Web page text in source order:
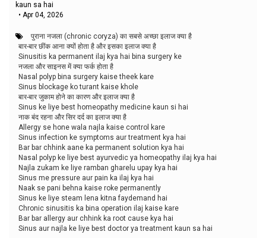
kaun sa hai
• Apr 04, 2026
पुराना नजला (chronic coryza) का सबसे अच्छा इलाज क्या है
बार-बार छींक आना क्यों होता है और इसका इलाज क्या है
Sinusitis ka permanent ilaj kya hai bina surgery ke
नजला और साइनस में क्या फर्क होता है
Nasal polyp bina surgery kaise theek kare
Sinus blockage ko turant kaise khole
बार-बार जुकाम होने का कारण और इलाज क्या है
Sinus ke liye best homeopathy medicine kaun si hai
नाक बंद रहना और सिर दर्द का इलाज क्या है
Allergy se hone wala najla kaise control kare
Sinus infection ke symptoms aur treatment kya hai
Bar bar chhink aane ka permanent solution kya hai
Nasal polyp ke liye best ayurvedic ya homeopathy ilaj kya hai
Najla zukam ke liye ramban gharelu upay kya hai
Sinus me pressure aur pain ka ilaj kya hai
Naak se pani behna kaise roke permanently
Sinus ke liye steam lena kitna faydemand hai
Chronic sinusitis ka bina operation ilaj kaise kare
Bar bar allergy aur chhink ka root cause kya hai
Sinus aur najla ke liye best doctor ya treatment kaun sa hai